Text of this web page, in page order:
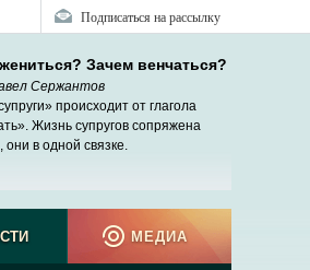
Подписаться на рассылку
Зачем венчаться?
Сержантов
происходит от глагола
Жизнь супругов сопряжена
они в одной связке.
МЕДИА